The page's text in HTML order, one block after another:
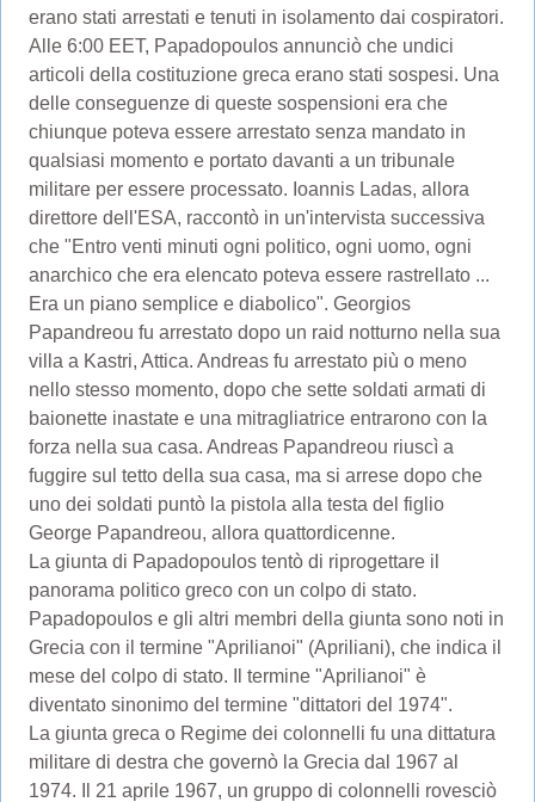
erano stati arrestati e tenuti in isolamento dai cospiratori.
Alle 6:00 EET, Papadopoulos annunciò che undici
articoli della costituzione greca erano stati sospesi. Una
delle conseguenze di queste sospensioni era che
chiunque poteva essere arrestato senza mandato in
qualsiasi momento e portato davanti a un tribunale
militare per essere processato. Ioannis Ladas, allora
direttore dell'ESA, raccontò in un'intervista successiva
che "Entro venti minuti ogni politico, ogni uomo, ogni
anarchico che era elencato poteva essere rastrellato ...
Era un piano semplice e diabolico". Georgios
Papandreou fu arrestato dopo un raid notturno nella sua
villa a Kastri, Attica. Andreas fu arrestato più o meno
nello stesso momento, dopo che sette soldati armati di
baionette inastate e una mitragliatrice entrarono con la
forza nella sua casa. Andreas Papandreou riuscì a
fuggire sul tetto della sua casa, ma si arrese dopo che
uno dei soldati puntò la pistola alla testa del figlio
George Papandreou, allora quattordicenne.
La giunta di Papadopoulos tentò di riprogettare il
panorama politico greco con un colpo di stato.
Papadopoulos e gli altri membri della giunta sono noti in
Grecia con il termine "Aprilianoi" (Apriliani), che indica il
mese del colpo di stato. Il termine "Aprilianoi" è
diventato sinonimo del termine "dittatori del 1974".
La giunta greca o Regime dei colonnelli fu una dittatura
militare di destra che governò la Grecia dal 1967 al
1974. Il 21 aprile 1967, un gruppo di colonnelli rovesciò